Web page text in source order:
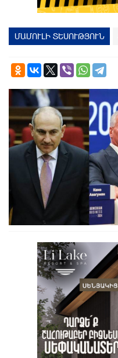
ՄԱՄՈՒԼԻ ՏԵՍՈՒԹՅՈՒՆ